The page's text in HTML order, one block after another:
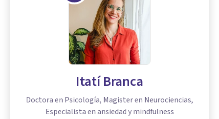
Itatí Branca
Doctora en Psicología, Magister en Neurociencias,
Especialista en ansiedad y mindfulness